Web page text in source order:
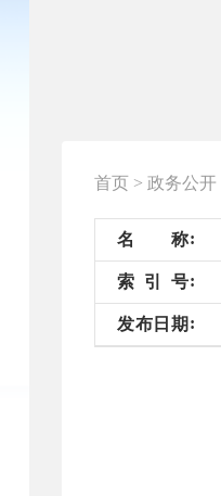
首页 > 政务公开
名 称
索 引 号
发布 日 期